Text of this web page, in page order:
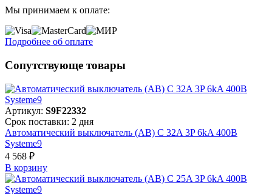
Мы принимаем к оплате:
Подробнее об оплате
Сопутствующе товары
Артикул: S9F22332
Срок поставки: 2 дня
Автоматический выключатель (АВ) C 32A 3P 6kA 400В
Systeme9
4 568 ₽
В корзинy